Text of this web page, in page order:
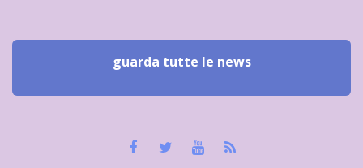
guarda tutte le news